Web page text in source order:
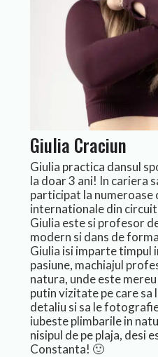
Giulia Craciun
Giulia practica dansul
la doar 3 ani! In cariera
participat la
internationale din
Giulia este si profesor
modern si dans de
Giulia isi imparte timpul
pasiune, machiajul
natura, unde este
putin vizitate pe care sa
detaliu si sa le
iubeste plimbarile in
nisipul de pe plaja, desi
Constanta! 🙂